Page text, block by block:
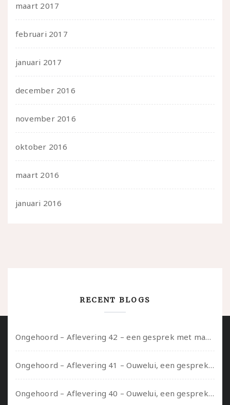
maart 2017
februari 2017
januari 2017
december 2016
november 2016
oktober 2016
maart 2016
januari 2016
RECENT BLOGS
Ongehoord – Aflevering 42 – een gesprek met marijn over seksueel opbloeien, het ouderschap uitvinden en verschillende leeftijden in je mee dragen
Ongehoord – Aflevering 41 – Ouwelui, een gesprek met Marcelle over polyamorie op latere leeftijd, (mantel)zorg voor je partners en seksueel plezier.
Ongehoord – Aflevering 40 – Ouwelui, een gesprek met Sadie Lune over vormende relaties en de geschiedenis van de queer pornobeweging